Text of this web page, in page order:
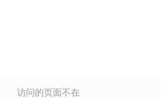
访问的页面不在